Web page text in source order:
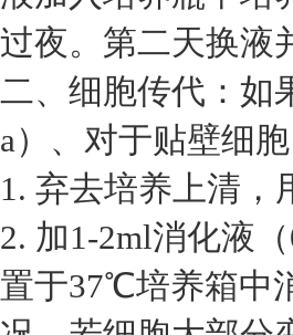
过夜。第二天换液
二、细胞传代：如
a）、对于贴壁细
1. 弃去培养上清，
2. 加1-2ml消化液
置于37℃培养箱中